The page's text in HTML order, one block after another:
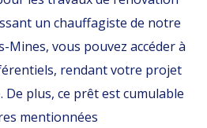
un chauffagiste de notre
Mines, vous pouvez accéder à
rendant votre projet
De plus, ce prêt est cumulable
mentionnées